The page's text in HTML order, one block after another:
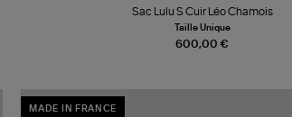
600,00 €
Sac Lulu S Cuir Léo Chamois
Taille Unique
MADE IN FRANCE